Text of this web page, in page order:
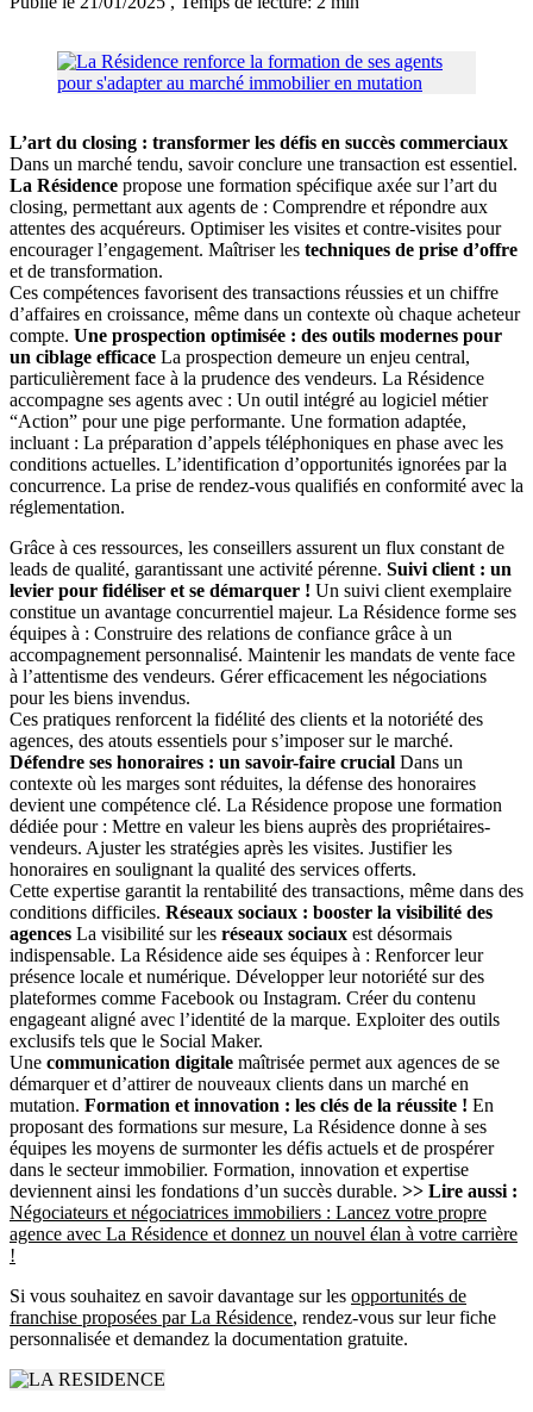
L’art du closing : transformer les défis en succès commerciaux
Dans un marché tendu, savoir conclure une transaction est essentiel.
La Résidence propose une formation spécifique axée sur l’art du
closing, permettant aux agents de : Comprendre et répondre aux
attentes des acquéreurs. Optimiser les visites et contre-visites pour
encourager l’engagement. Maîtriser les techniques de prise d’offre
et de transformation.
Ces compétences favorisent des transactions réussies et un chiffre
d’affaires en croissance, même dans un contexte où chaque acheteur
compte. Une prospection optimisée : des outils modernes pour
un ciblage efficace La prospection demeure un enjeu central,
particulièrement face à la prudence des vendeurs. La Résidence
accompagne ses agents avec : Un outil intégré au logiciel métier
“Action” pour une pige performante. Une formation adaptée,
incluant : La préparation d’appels téléphoniques en phase avec les
conditions actuelles. L’identification d’opportunités ignorées par la
concurrence. La prise de rendez-vous qualifiés en conformité avec la
réglementation.
Grâce à ces ressources, les conseillers assurent un flux constant de
leads de qualité, garantissant une activité pérenne. Suivi client : un
levier pour fidéliser et se démarquer ! Un suivi client exemplaire
constitue un avantage concurrentiel majeur. La Résidence forme ses
équipes à : Construire des relations de confiance grâce à un
accompagnement personnalisé. Maintenir les mandats de vente face
à l’attentisme des vendeurs. Gérer efficacement les négociations
pour les biens invendus.
Ces pratiques renforcent la fidélité des clients et la notoriété des
agences, des atouts essentiels pour s’imposer sur le marché.
Défendre ses honoraires : un savoir-faire crucial Dans un
contexte où les marges sont réduites, la défense des honoraires
devient une compétence clé. La Résidence propose une formation
dédiée pour : Mettre en valeur les biens auprès des propriétaires-
vendeurs. Ajuster les stratégies après les visites. Justifier les
honoraires en soulignant la qualité des services offerts.
Cette expertise garantit la rentabilité des transactions, même dans des
conditions difficiles. Réseaux sociaux : booster la visibilité des
agences La visibilité sur les réseaux sociaux est désormais
indispensable. La Résidence aide ses équipes à : Renforcer leur
présence locale et numérique. Développer leur notoriété sur des
plateformes comme Facebook ou Instagram. Créer du contenu
engageant aligné avec l’identité de la marque. Exploiter des outils
exclusifs tels que le Social Maker.
Une communication digitale maîtrisée permet aux agences de se
démarquer et d’attirer de nouveaux clients dans un marché en
mutation. Formation et innovation : les clés de la réussite ! En
proposant des formations sur mesure, La Résidence donne à ses
équipes les moyens de surmonter les défis actuels et de prospérer
dans le secteur immobilier. Formation, innovation et expertise
deviennent ainsi les fondations d’un succès durable. >> Lire aussi :
Négociateurs et négociatrices immobiliers : Lancez votre propre
agence avec La Résidence et donnez un nouvel élan à votre carrière
!
Si vous souhaitez en savoir davantage sur les opportunités de
franchise proposées par La Résidence, rendez-vous sur leur fiche
personnalisée et demandez la documentation gratuite.